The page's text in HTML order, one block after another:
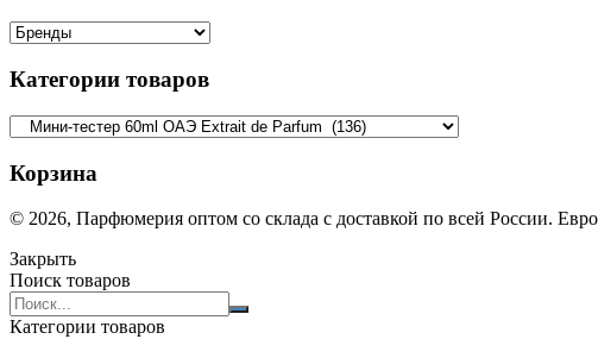
Категории товаров
Корзина
© 2026, Парфюмерия оптом со склада с доставкой по всей России.
Закрыть
Поиск товаров
Search
products:
Категории товаров